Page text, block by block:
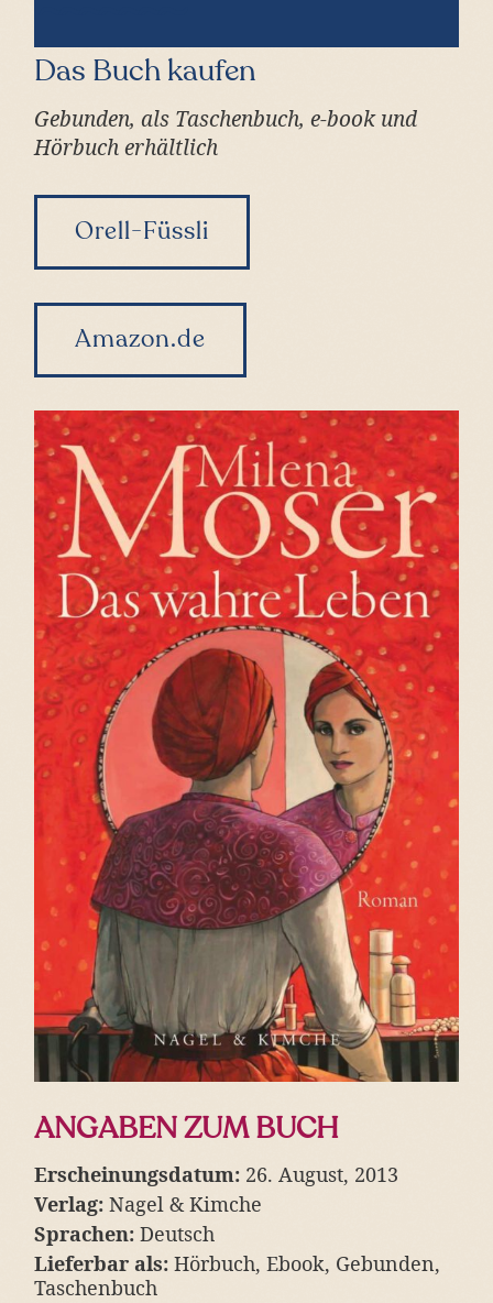
ANGABEN ZUM BUCH
Erscheinungsdatum: 26. August, 2013
Verlag: Nagel & Kimche
Sprachen: Deutsch
Lieferbar als: Hörbuch, Ebook, Gebunden,
Taschenbuch
Das Buch kaufen
Gebunden, als Taschenbuch, e-book und
Hörbuch erhältlich
Orell-Füssli
Amazon.de